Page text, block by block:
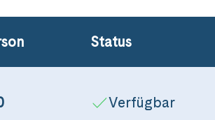
Status
Verfügbar